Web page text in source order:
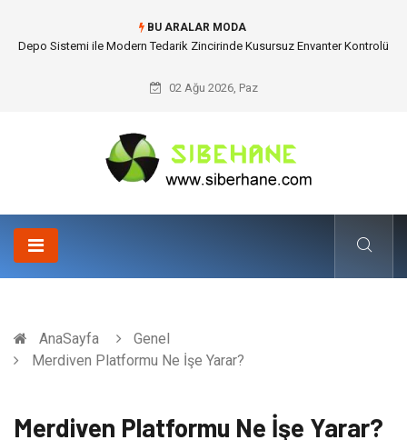
BU ARALAR MODA
Depo Sistemi ile Modern Tedarik Zincirinde Kusursuz Envanter Kontrolü
02 Ağu 2026, Paz
AnaSayfa
Genel
Merdiven Platformu Ne İşe Yarar?
Merdiven Platformu Ne İşe Yarar?